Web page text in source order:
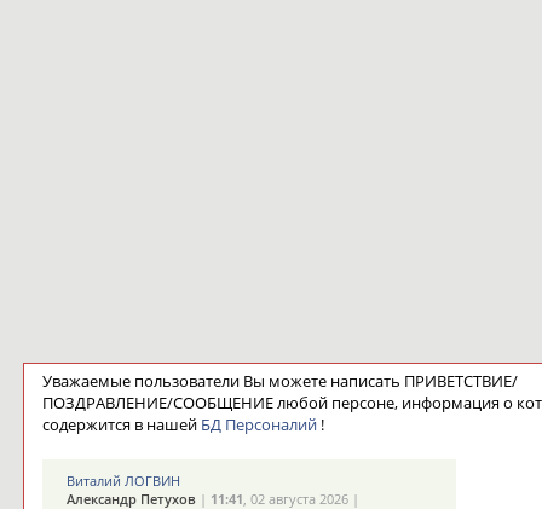
Уважаемые пользователи Вы можете написать ПРИВЕТСТВИЕ/
ПОЗДРАВЛЕНИЕ/СООБЩЕНИЕ любой персоне, информация о
содержится в нашей БД Персоналий!
Виталий ЛОГВИН
Александр Петухов| 11:41, 02 августа 2026 |